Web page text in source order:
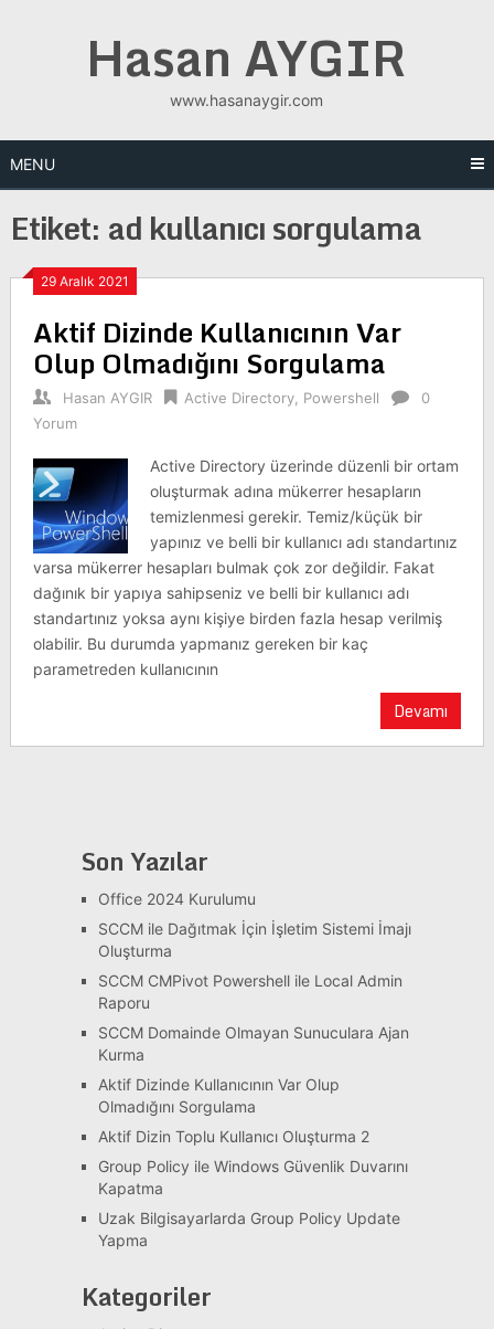
Hasan AYGIR
www.hasanaygir.com
MENU
Etiket: ad kullanıcı sorgulama
29 Aralık 2021
Aktif Dizinde Kullanıcının Var
Olup Olmadığını Sorgulama
Hasan AYGIR Active Directory, Powershell
0
Yorum
Active Directory üzerinde düzenli bir ortam
oluşturmak adına mükerrer hesapların
temizlenmesi gerekir. Temiz/küçük bir
yapınız ve belli bir kullanıcı adı standartınız
varsa mükerrer hesapları bulmak çok zor değildir. Fakat
dağınık bir yapıya sahipseniz ve belli bir kullanıcı adı
standartınız yoksa aynı kişiye birden fazla hesap verilmiş
olabilir. Bu durumda yapmanız gereken bir kaç
parametreden kullanıcının
Devamı
Son Yazılar
Office 2024 Kurulumu
SCCM ile Dağıtmak İçin İşletim Sistemi İmajı
Oluşturma
SCCM CMPivot Powershell ile Local Admin
Raporu
SCCM Domainde Olmayan Sunuculara Ajan
Kurma
Aktif Dizinde Kullanıcının Var Olup
Olmadığını Sorgulama
Aktif Dizin Toplu Kullanıcı Oluşturma 2
Group Policy ile Windows Güvenlik Duvarını
Kapatma
Uzak Bilgisayarlarda Group Policy Update
Yapma
Kategoriler